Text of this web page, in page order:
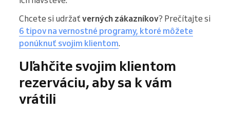
Chcete si udržať verných zákazníkov? Prečítajte si
6 tipov na vernostné programy, ktoré môžete
ponúknuť svojim klientom.
Uľahčite svojim klientom
rezerváciu, aby sa k vám
vrátili